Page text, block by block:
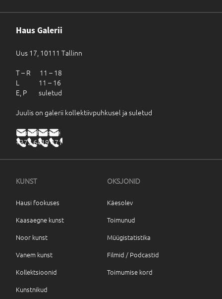
Haus Galerii
Uus 17, 10111 Tallinn
T – R 11 – 18
L 11 – 16
E, P suletud
Juulis on galerii kollektiivpuhkusel ja suletud
haus@haus.ee
+372 6419 471
KUNST
Hausi fookuses
Kaasaegne kunst
Noor kunst
Vanem kunst
Kollektsioonid
Kunstnikud
OKSJONID
Käesolev
Toimunud
Müügistatistika
Filmid / Podcastid
Toimumise kord